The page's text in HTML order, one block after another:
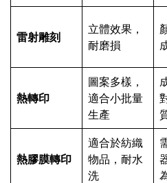
雷射雕刻
立體效果，
耐磨損
熱轉印
圖案多樣，
適合小批量
生產
熱膠膜轉印
適合於紡織
物品，耐水
洗